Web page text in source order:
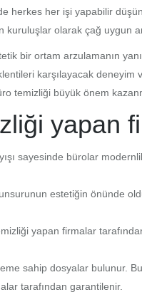
herkes her işi yapabilir
kuruluşlar olarak çağ uygun
bir ortam arzulamanın
karşılayacak
temizliği büyük önem
yapan
sayesinde bürolar
estetiğin önünde
yapan firmalar
sahip dosyalar bulunur.
tarafından garantilenir.